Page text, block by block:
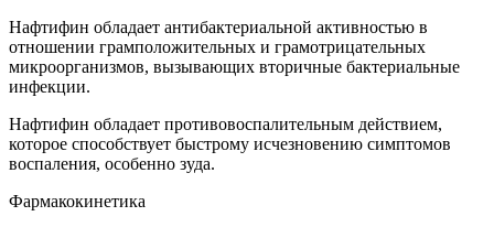
Нафтифин обладает антибактериальной активностью в
отношении грамположительных и грамотрицательных
микроорганизмов, вызывающих вторичные бактериальные
инфекции.
Нафтифин обладает противовоспалительным действием,
которое способствует быстрому исчезновению симптомов
воспаления, особенно зуда.
Фармакокинетика